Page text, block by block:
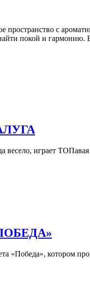
пространство с
найти покой и
весело, играет
«Победа», котором